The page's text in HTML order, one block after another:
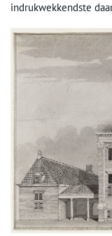
indrukwekkendste